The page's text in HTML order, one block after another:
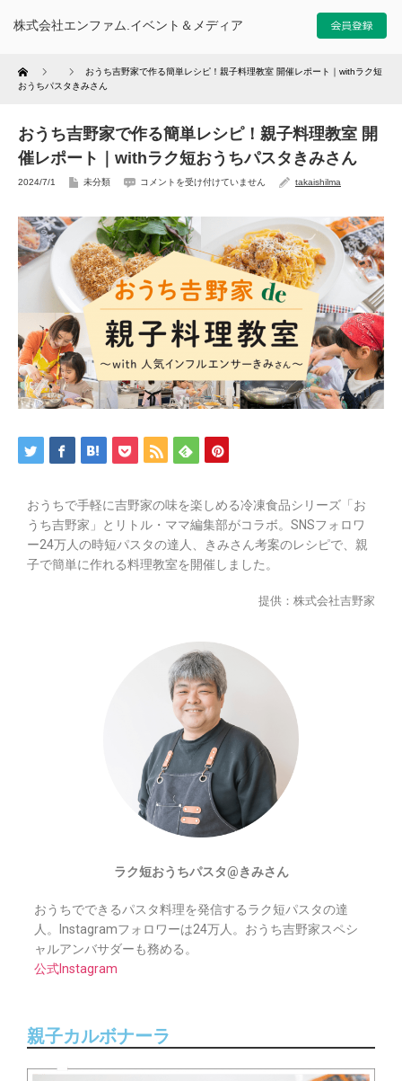
株式会社エンファム.イベント＆メディア
Home
おうち吉野家で作る簡単レシピ！親子料理教室 開催レポート｜withラク短
おうちパスタきみさん
おうち吉野家で作る簡単レシピ！親子料理教室 開
催レポート｜withラク短おうちパスタきみさん
2024/7/1 未分類 コメントを受け付けていません takaishilma
おうちで手軽に吉野家の味を楽しめる冷凍食品シリーズ「お
うち吉野家」とリトル・ママ編集部がコラボ。SNSフォロワ
ー24万人の時短パスタの達人、きみさん考案のレシピで、親
子で簡単に作れる料理教室を開催しました。
提供：株式会社吉野家
ラク短おうちパスタ@きみさん
おうちでできるパスタ料理を発信するラク短パスタの達
人。Instagramフォロワーは24万人。おうち吉野家スペシ
ャルアンバサダーも務める。
公式Instagram
親子カルボナーラ